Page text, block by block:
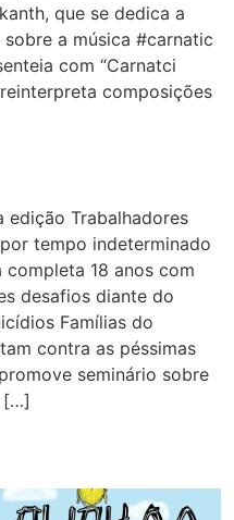
que se dedica a
a música #carnatic
com “Carnatci
composições
edição Trabalhadores
tempo indeterminado
completa 18 anos com
desafios diante do
Famílias do
contra as péssimas
seminário sobre
[…]